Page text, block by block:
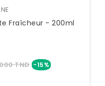
Fraîcheur - 200ml
TND -15%Prix